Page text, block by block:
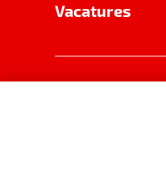
Vacatures